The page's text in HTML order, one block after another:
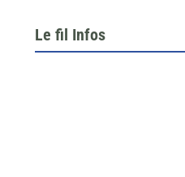
Le fil Infos